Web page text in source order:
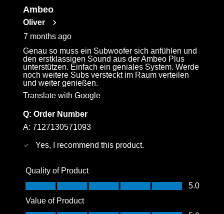
Ambeo
Oliver
7 months ago
Genau so muss ein Subwoofer sich anfühlen und
den erstklassigen Sound aus der Ambeo Plus
unterstützen. Einfach ein geniales System. Werde
noch weitere Subs versteckt im Raum verteilen
und weiter genießen.
Translate with Google
Q: Order Number
A: 7127130571093
Yes, I recommend this product.
Quality of Product
Quality of Product, 5.0 out of 5
5.0
Value of Product